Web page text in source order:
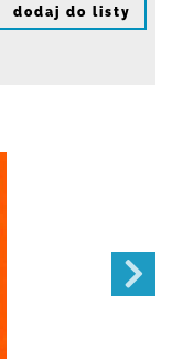
dodaj do listy